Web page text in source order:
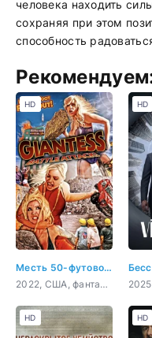
человека находить
сохраняя при этом
способность
Месть 50-футовой вебкамщицы
2022, США, фантастика, фэнтези, комедия
HD HD
HD HD